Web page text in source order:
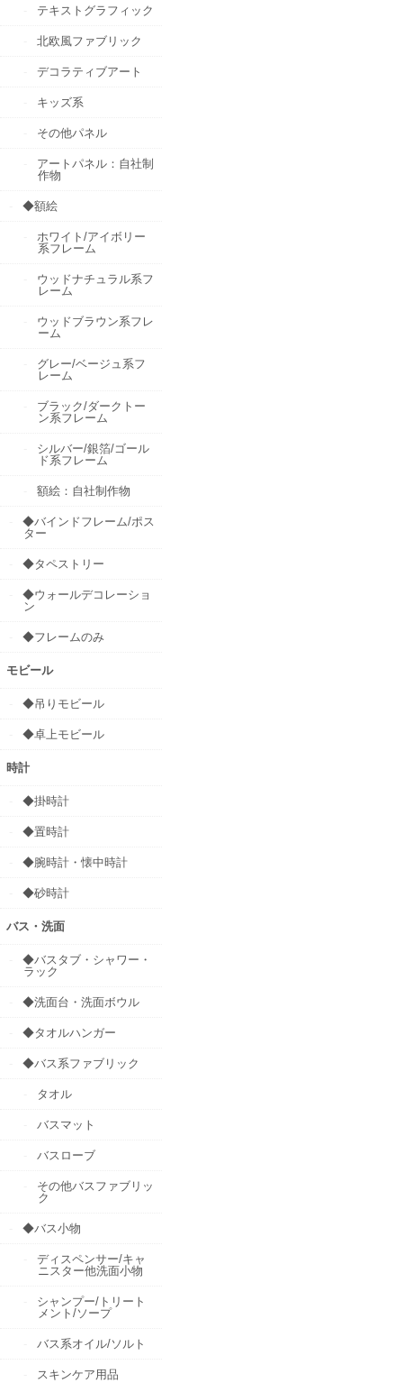
テキストグラフィック
北欧風ファブリック
デコラティブアート
キッズ系
その他パネル
アートパネル：自社制
作物
◆額絵
ホワイト/アイボリー
系フレーム
ウッドナチュラル系フ
レーム
ウッドブラウン系フレ
ーム
グレー/ベージュ系フ
レーム
ブラック/ダークトー
ン系フレーム
シルバー/銀箔/ゴール
ド系フレーム
額絵：自社制作物
◆バインドフレーム/ポス
ター
◆タペストリー
◆ウォールデコレーショ
ン
◆フレームのみ
モビール
◆吊りモビール
◆卓上モビール
時計
◆掛時計
◆置時計
◆腕時計・懐中時計
◆砂時計
バス・洗面
◆バスタブ・シャワー・
ラック
◆洗面台・洗面ボウル
◆タオルハンガー
◆バス系ファブリック
タオル
バスマット
バスローブ
その他バスファブリッ
ク
◆バス小物
ディスペンサー/キャ
ニスター他洗面小物
シャンプー/トリート
メント/ソープ
バス系オイル/ソルト
スキンケア用品